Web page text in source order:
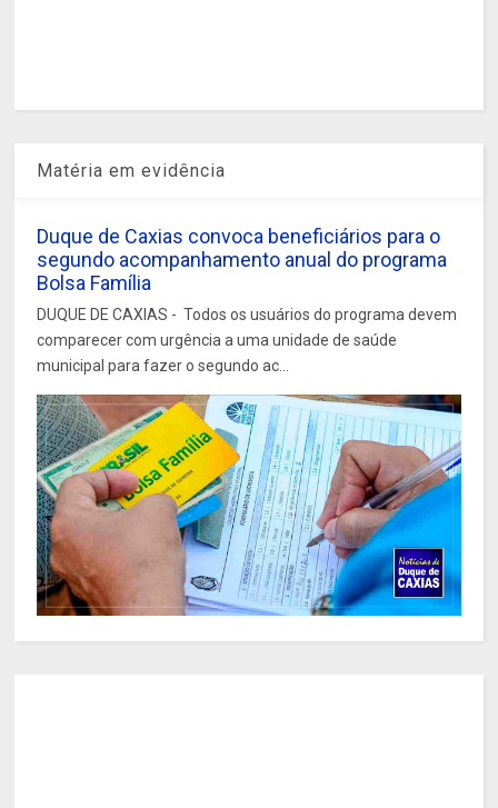
Matéria em evidência
Duque de Caxias convoca beneficiários para o
segundo acompanhamento anual do programa
Bolsa Família
DUQUE DE CAXIAS - Todos os usuários do programa devem
comparecer com urgência a uma unidade de saúde
municipal para fazer o segundo ac...